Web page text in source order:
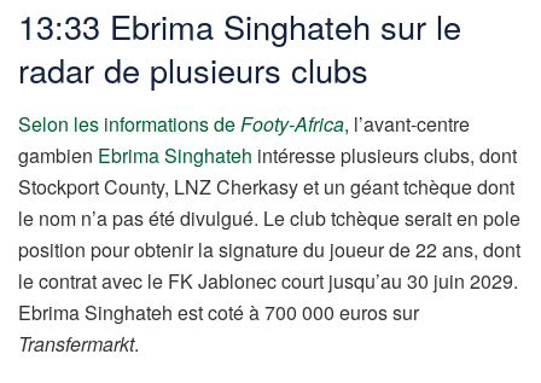
13:33 Ebrima Singhateh sur le
radar de plusieurs clubs
Selon les informations de Footy-Africa, l’avant-centre
gambien Ebrima Singhateh intéresse plusieurs clubs, dont
Stockport County, LNZ Cherkasy et un géant tchèque dont
le nom n’a pas été divulgué. Le club tchèque serait en pole
position pour obtenir la signature du joueur de 22 ans, dont
le contrat avec le FK Jablonec court jusqu’au 30 juin 2029.
Ebrima Singhateh est coté à 700 000 euros sur
Transfermarkt.